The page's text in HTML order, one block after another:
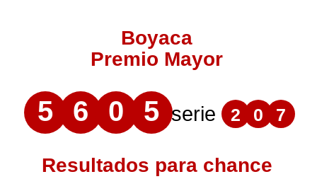
Boyaca
Premio Mayor
5 6 0 5 serie 2 0 7
Resultados para chance